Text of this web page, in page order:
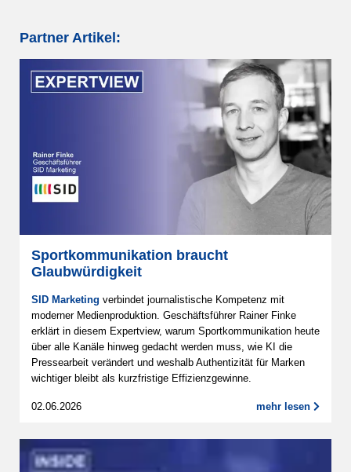
Partner Artikel:
Sportkommunikation braucht
Glaubwürdigkeit
SID Marketing verbindet journalistische Kompetenz mit
moderner Medienproduktion. Geschäftsführer Rainer Finke
erklärt in diesem Expertview, warum Sportkommunikation heute
über alle Kanäle hinweg gedacht werden muss, wie KI die
Pressearbeit verändert und weshalb Authentizität für Marken
wichtiger bleibt als kurzfristige Effizienzgewinne.
02.06.2026 mehr lesen